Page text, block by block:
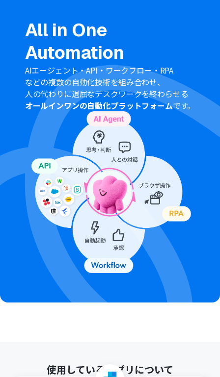
SendGridの「コンタクトリストに新規コンタクトを追
加」アクションでは、コンタクトを追加したい任意のリス
トIDを設定してください。
■注意事項
SendGrid、Google スプレッドシートのそれぞれとYoom
を連携してください。
「同じ処理を繰り返す」オペレーション間の操作は、チ
ームプラン・サクセスプランでのみご利用いただける機能
となっております。フリープラン・ミニプランの場合は設
定しているフローボットのオペレーションやデータコネ
クトはエラーとなりますので、ご注意ください。
チームプランやサクセスプランなどの有料プランは、2週
間の無料トライアルを行うことが可能です。無料トライア
ル中には制限対象のアプリや機能（オペレーション）を
使用することができます。
All in One
Automation
AIエージェント・API・ワークフロー・RPA
などの複数の自動化技術を組み合わせ、
人の代わりに退屈なデスクワークを終わらせる
オールインワンの自動化プラットフォームです。
使用しているアプリについて